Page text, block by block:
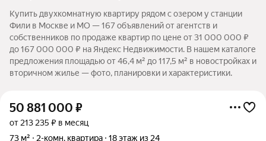
Купить двухкомнатную квартиру рядом с озером у станции
Фили в Москве и МО — 167 объявлений от агентств и
собственников по продаже квартир по цене от 31 000 000 ₽
до 167 000 000 ₽ на Яндекс Недвижимости. В нашем каталоге
предложения площадью от 46,4 м² до 117,5 м² в новостройках и
вторичном жилье — фото, планировки и характеристики.
50 881 000 ₽
от 213 235 ₽ в месяц
73 м²
2-комн. квартира 18 этаж из 24